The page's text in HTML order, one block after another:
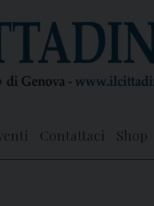
Contattaci Shop